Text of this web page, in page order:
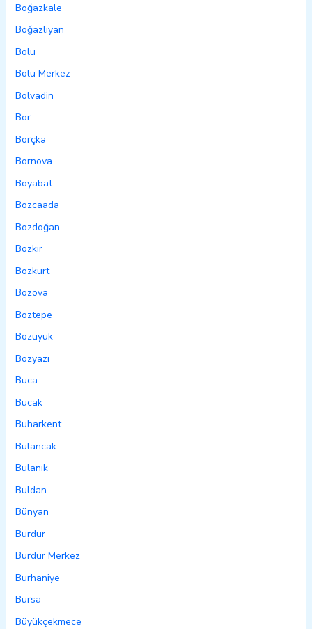
Boğazkale
Boğazlıyan
Bolu
Bolu Merkez
Bolvadin
Bor
Borçka
Bornova
Boyabat
Bozcaada
Bozdoğan
Bozkır
Bozkurt
Bozova
Boztepe
Bozüyük
Bozyazı
Buca
Bucak
Buharkent
Bulancak
Bulanık
Buldan
Bünyan
Burdur
Burdur Merkez
Burhaniye
Bursa
Büyükçekmece